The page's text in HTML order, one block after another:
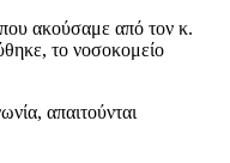
ακούσαμε από τον κ.
το νοσοκομείο
απαιτούνται